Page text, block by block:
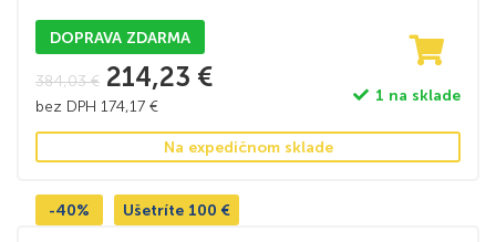
DOPRAVA ZDARMA
384,03€ 214,23 €
bez DPH 174,17 €
1 na sklade
Na expedičnom sklade
-40% Ušetríte 100 €